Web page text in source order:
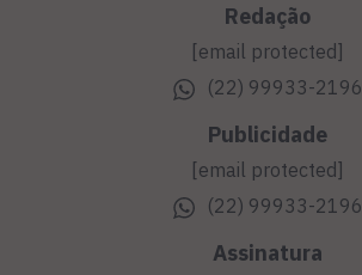
Redação
[email protected]
(22) 99933-2196
Publicidade
[email protected]
(22) 99933-2196
Assinatura